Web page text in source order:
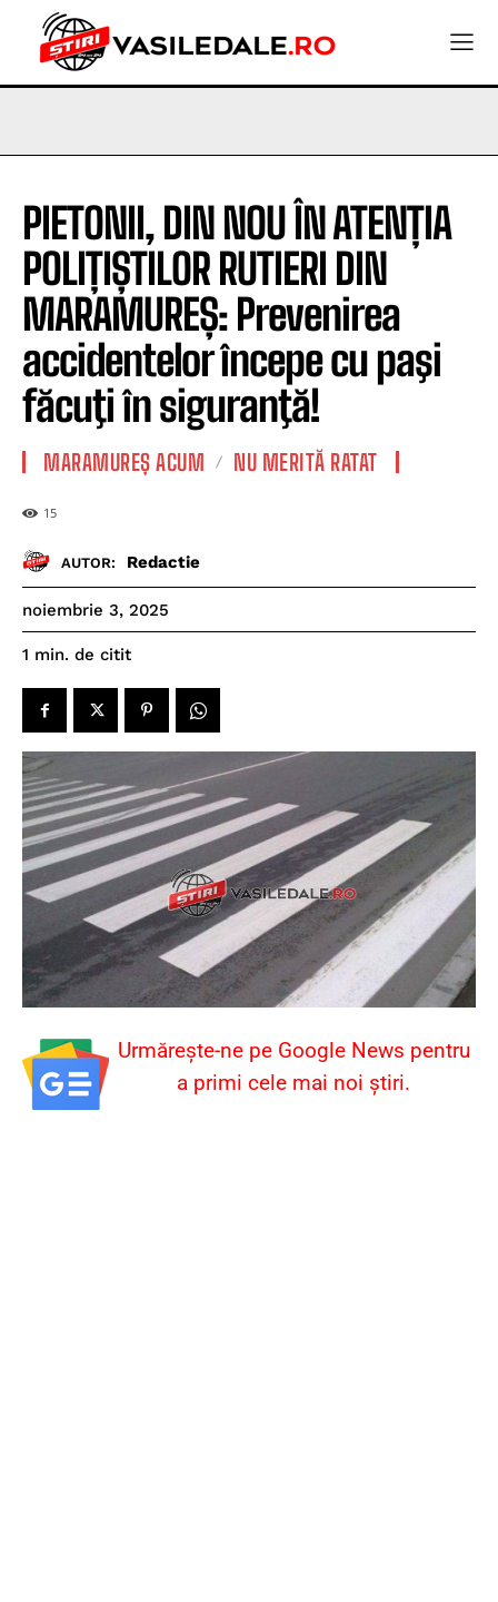
PIETONII, DIN NOU ÎN ATENȚIA
POLIȚIȘTILOR RUTIERI DIN
MARAMUREȘ: Prevenirea
accidentelor începe cu paşi
făcuţi în siguranţă!
MARAMUREȘ ACUM NU MERITĂ RATAT
15
AUTOR: Redactie
noiembrie 3, 2025
1 min. de citit
Urmărește-ne pe Google News pentru
a primi cele mai noi știri.